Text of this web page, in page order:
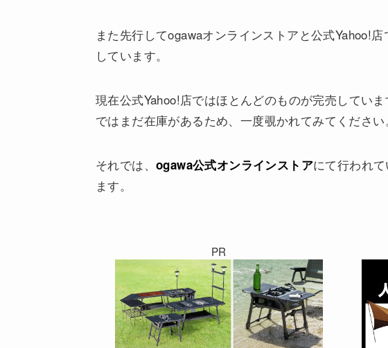
また先行してogawaオンラインストアと公式Yahoo!
しています。
現在公式Yahoo!店ではほとんどのものが完売してい
ではまだ在庫があるため、一度覗かれてみてください
それでは、 ogawa公式オンラインストアにて行われ
ます。
PR